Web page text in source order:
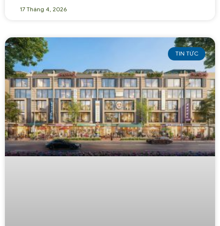
17 Tháng 4, 2026
TIN TỨC